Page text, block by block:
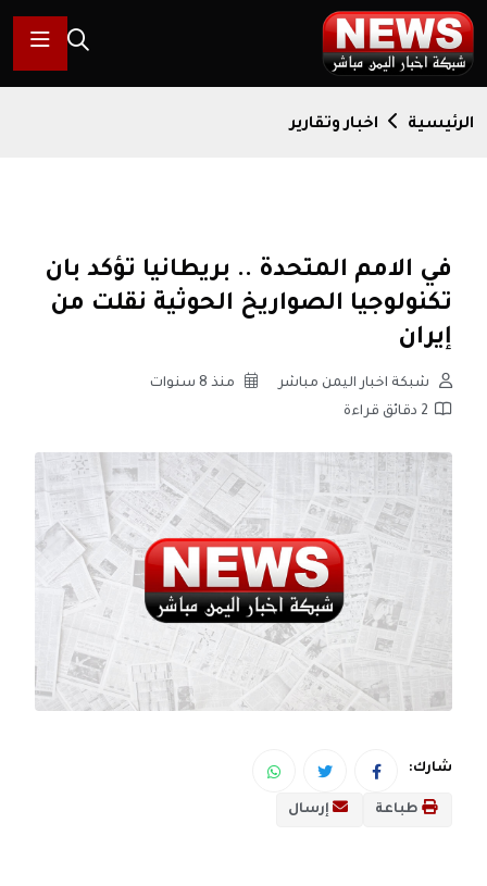
الرئيسية اخبار وتقارير
في الامم المتحدة .. بريطانيا تؤكد بان
تكنولوجيا الصواريخ الحوثية نقلت من
إيران
شبكة اخبار اليمن مباشر
منذ 8 سنوات
2 دقائق قراءة
شارك:
طباعة إرسال